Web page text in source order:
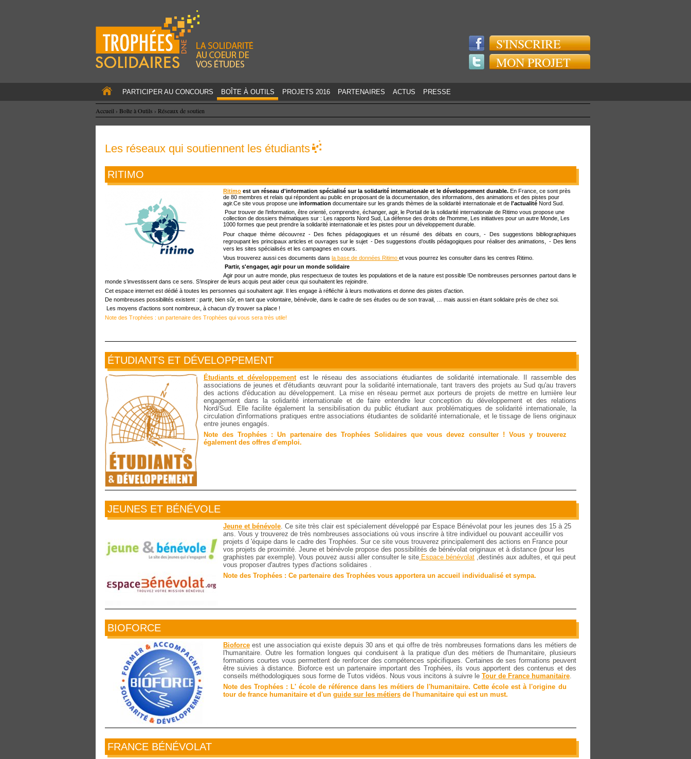
S'INSCRIRE
MON PROJET
PARTICIPER AU CONCOURS BOÎTE À OUTILS PROJETS 2016 PARTENAIRES ACTUS PRESSE
Accueil › Boîte à Outils › Réseaux de soutien
Les réseaux qui soutiennent les étudiants
RITIMO
Ritimo est un réseau d'information spécialisé sur la solidarité internationale et le développement durable. En France, ce sont près
de 80 membres et relais qui répondent au public en proposant de la documentation, des informations, des animations et des pistes pour
agir.Ce site vous propose une information documentaire sur les grands thèmes de la solidarité internationale et de l'actualité Nord Sud.
Pour trouver de l’information, être orienté, comprendre, échanger, agir, le Portail de la solidarité internationale de Ritimo vous propose une
collection de dossiers thématiques sur : Les rapports Nord Sud, La défense des droits de l'homme, Les initiatives pour un autre Monde, Les
1000 formes que peut prendre la solidarité internationale et les pistes pour un développement durable.
Pour chaque thème découvrez - Des fiches pédagogiques et un résumé des débats en cours, - Des suggestions bibliographiques
regroupant les principaux articles et ouvrages sur le sujet - Des suggestions d’outils pédagogiques pour réaliser des animations, - Des liens
vers les sites spécialisés et les campagnes en cours.
Vous trouverez aussi ces documents dans la base de données Ritimo et vous pourrez les consulter dans les centres Ritimo.
Partir, s'engager, agir pour un monde solidaire
Agir pour un autre monde, plus respectueux de toutes les populations et de la nature est possible !De nombreuses personnes partout dans le
monde s’investissent dans ce sens. S’inspirer de leurs acquis peut aider ceux qui souhaitent les rejoindre.
Cet espace internet est dédié à toutes les personnes qui souhaitent agir. Il les engage à réfléchir à leurs motivations et donne des pistes d’action.
De nombreuses possibilités existent : partir, bien sûr, en tant que volontaire, bénévole, dans le cadre de ses études ou de son travail, … mais aussi en étant solidaire près de chez soi.
Les moyens d’actions sont nombreux, à chacun d’y trouver sa place !
Note des Trophées : un partenaire des Trophées qui vous sera très utile!
ÉTUDIANTS ET DÉVELOPPEMENT
Étudiants et développementest le réseau des associations étudiantes de solidarité internationale. Il rassemble des
associations de jeunes et d'étudiants œuvrant pour la solidarité internationale, tant travers des projets au Sud qu'au travers
des actions d'éducation au développement. La mise en réseau permet aux porteurs de projets de mettre en lumière leur
engagement dans la solidarité internationale et de faire entendre leur conception du développement et des relations
Nord/Sud. Elle facilite également la sensibilisation du public étudiant aux problématiques de solidarité internationale, la
circulation d'informations pratiques entre associations étudiantes de solidarité internationale, et le tissage de liens originaux
entre jeunes engagés.
Note des Trophées : Un partenaire des Trophées Solidaires que vous devez consulter ! Vous y trouverez
également des offres d'emploi.
JEUNES ET BÉNÉVOLE
Jeune et bénévole . Ce site très clair est spécialement développé par Espace Bénévolat pour les jeunes des 15 à 25
ans. Vous y trouverez de très nombreuses associations où vous inscrire à titre individuel ou pouvant acceuillir vos
projets d 'équipe dans le cadre des Trophées. Sur ce site vous trouverez principalement des actions en France pour
vos projets de proximité. Jeune et bénévole propose des possibilités de bénévolat originaux et à distance (pour les
graphistes par exemple). Vous pouvez aussi aller consulter le site Espace bénévolat ,destinés aux adultes, et qui peut
vous proposer d'autres types d'actions solidaires .
Note des Trophées : Ce partenaire des Trophées vous apportera un accueil individualisé et sympa.
BIOFORCE
Bioforce est une association qui existe depuis 30 ans et qui offre de très nombreuses formations dans les métiers de
l'humanitaire. Outre les formation longues qui conduisent à la pratique d'un des métiers de l'humanitaire, plusieurs
formations courtes vous permettent de renforcer des compétences spécifiques. Certaines de ses formations peuvent
être suivies à distance. Bioforce est un partenaire important des Trophées, ils vous apportent des contenus et des
conseils méthodologiques sous forme de Tutos vidéos. Nous vous incitons à suivre le Tour de France humanitaire
Note des Trophées : L' école de référence dans les métiers de l'humanitaire. Cette école est à l'origine du
tour de france humanitaire et d'un guide sur les métiers de l'humanitaire qui est un must.
FRANCE BÉNÉVOLAT